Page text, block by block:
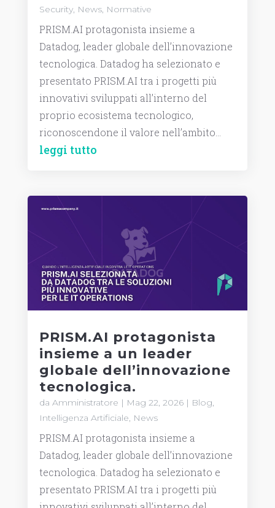
Security, News, Normative
PRISM.AI protagonista insieme a
Datadog, leader globale dell’innovazione
tecnologica. Datadog ha selezionato e
presentato PRISM.AI tra i progetti più
innovativi sviluppati all’interno del
proprio ecosistema tecnologico,
riconoscendone il valore nell’ambito...
leggi tutto
PRISM.AI protagonista
insieme a un leader
globale dell’innovazione
tecnologica.
da Amministratore | Mag 22, 2026| Blog,
Intelligenza Artificiale, News
PRISM.AI protagonista insieme a
Datadog, leader globale dell’innovazione
tecnologica. Datadog ha selezionato e
presentato PRISM.AI tra i progetti più